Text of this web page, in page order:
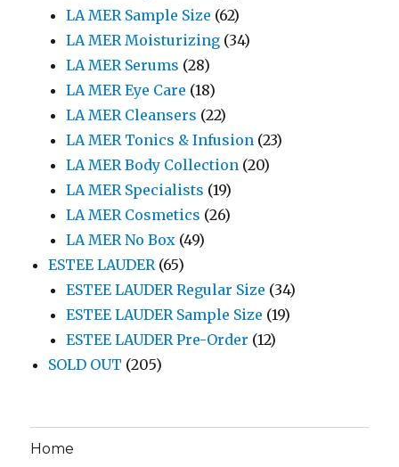
LA MER Sample Size (62)
LA MER Moisturizing (34)
LA MER Serums (28)
LA MER Eye Care (18)
LA MER Cleansers (22)
LA MER Tonics & Infusion (23)
LA MER Body Collection (20)
LA MER Specialists (19)
LA MER Cosmetics (26)
LA MER No Box (49)
ESTEE LAUDER (65)
ESTEE LAUDER Regular Size (34)
ESTEE LAUDER Sample Size (19)
ESTEE LAUDER Pre-Order (12)
SOLD OUT (205)
Home